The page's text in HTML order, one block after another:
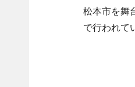
松本市を舞
で行われて